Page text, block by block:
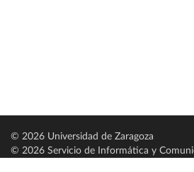
© 2026 Universidad de Zaragoza
© 2026 Servicio de Informática y